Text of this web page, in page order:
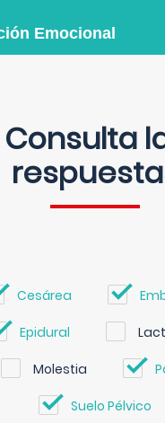
Emocional
Consulta
Cesárea
Epidural
Molestia
Suelo Pélvico